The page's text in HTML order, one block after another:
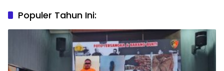
Populer Tahun Ini: